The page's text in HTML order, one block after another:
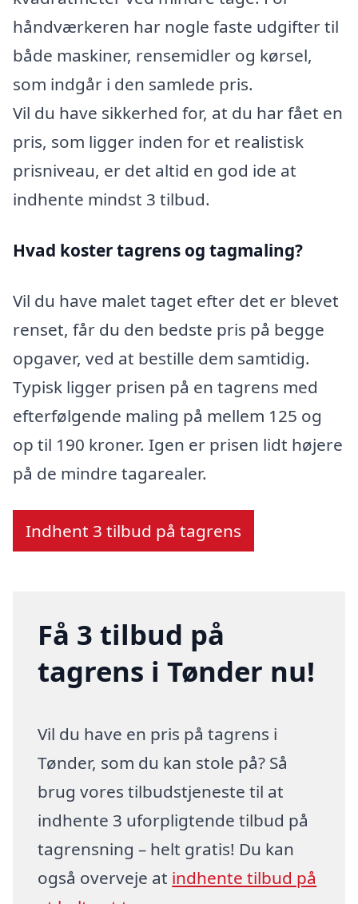
håndværkeren har nogle faste udgifter til
både maskiner, rensemidler og kørsel,
som indgår i den samlede pris.
Vil du have sikkerhed for, at du har fået en
pris, som ligger inden for et realistisk
prisniveau, er det altid en god ide at
indhente mindst 3 tilbud.
Hvad koster tagrens og tagmaling?
Vil du have malet taget efter det er blevet
renset, får du den bedste pris på begge
opgaver, ved at bestille dem samtidig.
Typisk ligger prisen på en tagrens med
efterfølgende maling på mellem 125 og
op til 190 kroner. Igen er prisen lidt højere
på de mindre tagarealer.
Indhent 3 tilbud på tagrens
Få 3 tilbud på
tagrens i Tønder nu!
Vil du have en pris på tagrens i
Tønder, som du kan stole på? Så
brug vores tilbudstjeneste til at
indhente 3 uforpligtende tilbud på
tagrensning – helt gratis! Du kan
også overveje at indhente tilbud på